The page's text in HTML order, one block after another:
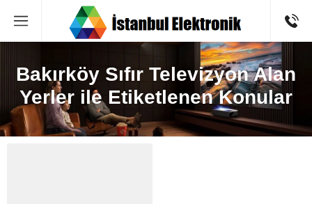
Bakırköy Sıfır Televizyon Alan
Yerler ile Etiketlenen Konular